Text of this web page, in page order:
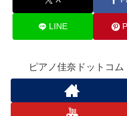
LINE
ピアノ佳奈ドットコ